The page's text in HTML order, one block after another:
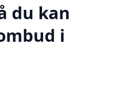
du kan
i